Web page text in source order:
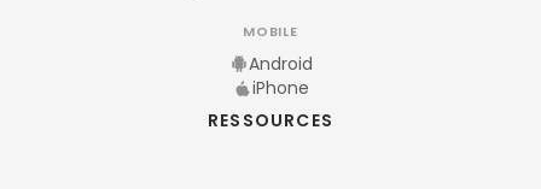
MOBILE
Android
iPhone
RESSOURCES